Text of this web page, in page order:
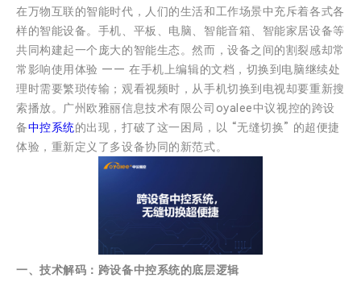
在万物互联的智能时代，人们的生活和工作场景中充斥着各式各
样的智能设备。手机、平板、电脑、智能音箱、智能家居设备等
共同构建起一个庞大的智能生态。然而，设备之间的割裂感却常
常影响使用体验 —— 在手机上编辑的文档，切换到电脑继续处
理时需要繁琐传输；观看视频时，从手机切换到电视却要重新搜
索播放。广州欧雅丽信息技术有限公司oyalee中议视控的跨设
备中控系统的出现，打破了这一困局，以 “无缝切换” 的超便捷
体验，重新定义了多设备协同的新范式。
一、技术解码：跨设备中控系统的底层逻辑